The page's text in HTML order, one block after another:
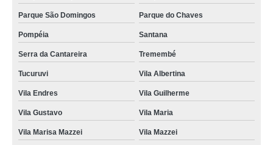
Parque São Domingos Parque do Chaves
Pompéia Santana
Serra da Cantareira Tremembé
Tucuruvi Vila Albertina
Vila Endres Vila Guilherme
Vila Gustavo Vila Maria
Vila Marisa Mazzei Vila Mazzei